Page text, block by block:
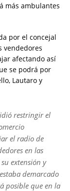
más ambulantes
por el concejal
vendedores
afectando así
se podrá por
Lautaro y
restringir el
el radio de
en las
extensión y
demarcado
posible que en la